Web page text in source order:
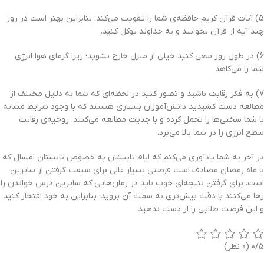
5) آيات قرآن کريم حافظه‌ي شما را تقويت مي‌کند؛ بنابراين بهتر است در روز
چند آيه از قرآن بخوانيد و به خداوند توکل کنيد.
6) در طول روز سعي کنيد خيلي از منزل خارج نشويد؛ زيرا گرماي هوا انرژي
شما را مي‌کاهد.
7) به فکر رقابت باشيد و تصور کنيد در لحظه‌اي که شما به دلايل مختلف از
مطالعه دست کشيديد دانش‌آموزان بسياري هستند که با وجود شرايط مشابه
با شما سختي‌ها را تحمل کرده و با جديت مطالعه مي‌کنند. روحيه‌ي رقابت
سطح انرژي را در شما بالا مي‌برد.
در آخر به شما يادآوري مي‌کنم که ايام تابستان به خصوص تابستان امسال که
با ماه رمضان مصادف است فرصتي بسيار عالي براي سبقت گرفتن از سايرين
است. براي گرفتن نتيجه‌اي خوب بايد در زمان‌هايي که سايرين درس خواندن را
رها مي‌کنند با دقت بيش‌تري به سمت آن برويد؛ بنابراين به خود افتخار کنيد
و اين فرصت طلايي را از دست ندهيد.
0/5 (0 نظر)